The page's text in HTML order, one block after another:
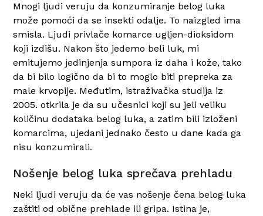
Mnogi ljudi veruju da konzumiranje belog luka
može pomoći da se insekti odalje. To naizgled ima
smisla. Ljudi privlače komarce ugljen-dioksidom
koji izdišu. Nakon što jedemo beli luk, mi
emitujemo jedinjenja sumpora iz daha i kože, tako
da bi bilo logično da bi to moglo biti prepreka za
male krvopije. Međutim, istraživačka studija iz
2005. otkrila je da su učesnici koji su jeli veliku
količinu dodataka belog luka, a zatim bili izloženi
komarcima, ujedani jednako često u dane kada ga
nisu konzumirali.
Nošenje belog luka sprečava prehladu
Neki ljudi veruju da će vas nošenje čena belog luka
zaštiti od obične prehlade ili gripa. Istina je,